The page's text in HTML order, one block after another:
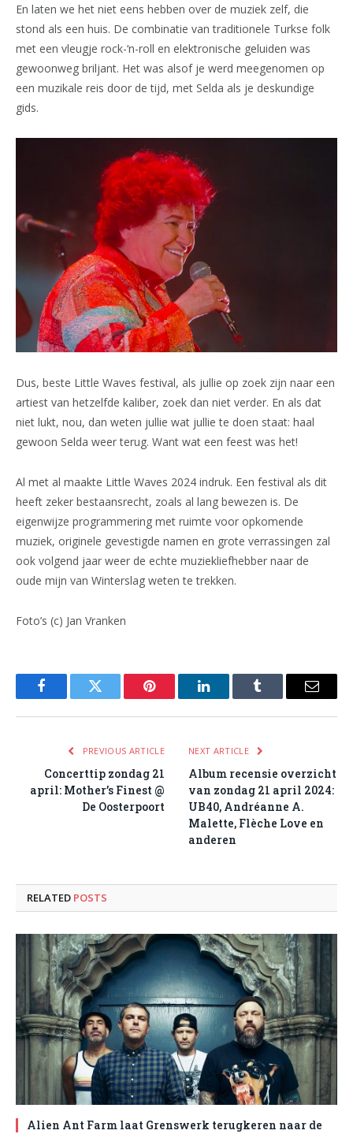
En laten we het niet eens hebben over de muziek zelf, die
stond als een huis. De combinatie van traditionele Turkse folk
met een vleugje rock-‘n-roll en elektronische geluiden was
gewoonweg briljant. Het was alsof je werd meegenomen op
een muzikale reis door de tijd, met Selda als je deskundige
gids.
Dus, beste Little Waves festival, als jullie op zoek zijn naar een
artiest van hetzelfde kaliber, zoek dan niet verder. En als dat
niet lukt, nou, dan weten jullie wat jullie te doen staat: haal
gewoon Selda weer terug. Want wat een feest was het!
Al met al maakte Little Waves 2024 indruk. Een festival als dit
heeft zeker bestaansrecht, zoals al lang bewezen is. De
eigenwijze programmering met ruimte voor opkomende
muziek, originele gevestigde namen en grote verrassingen zal
ook volgend jaar weer de echte muziekliefhebber naar de
oude mijn van Winterslag weten te trekken.
Foto’s (c) Jan Vranken
FacebookTwitter Pinterest LinkedInTumblr Email
PREVIOUS ARTICLE
Concerttip zondag 21
april: Mother’s Finest @
De Oosterpoort
NEXT ARTICLE
Album recensie overzicht
van zondag 21 april 2024:
UB40, Andréanne A.
Malette, Flèche Love en
anderen
RELATED POSTS
Alien Ant Farm laat Grenswerk terugkeren naar de